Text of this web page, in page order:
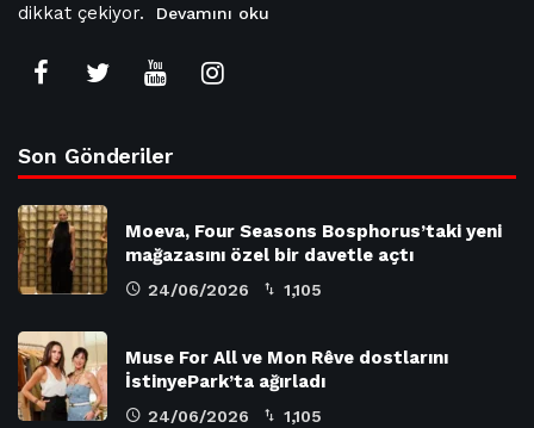
dikkat çekiyor.
Devamını oku
Son Gönderiler
Moeva, Four Seasons Bosphorus’taki yeni
mağazasını özel bir davetle açtı
24/06/2026 1,105
Muse For All ve Mon Rêve dostlarını
İstinyePark’ta ağırladı
24/06/2026 1,105